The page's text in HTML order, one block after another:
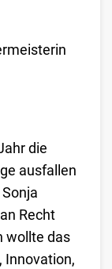
die
ausfallen
Recht
wollte das
Innovation,